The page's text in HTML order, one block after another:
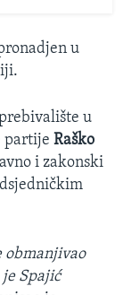
u
u
partije Raško
i zakonski
obmanjivao
Spajić